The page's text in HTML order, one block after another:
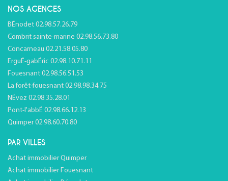
NOS AGENCES
BÉnodet 02.98.57.26.79
Combrit sainte-marine 02.98.56.73.80
Concarneau 02.21.58.05.80
ErguÉ-gabÉric 02.98.10.71.11
Fouesnant 02.98.56.51.53
La forêt-fouesnant 02.98.98.34.75
NÉvez 02.98.35.28.01
Pont-l'abbÉ 02.98.66.12.13
Quimper 02.98.60.70.80
PAR VILLES
Achat immobilier Quimper
Achat immobilier Fouesnant